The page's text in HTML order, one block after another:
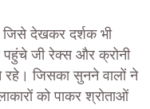
जिसे देखकर दर्शक भी
जी रेक्स और क्रोनी
रहे। जिसका सुनने वालों ने
को पाकर श्रोताओं